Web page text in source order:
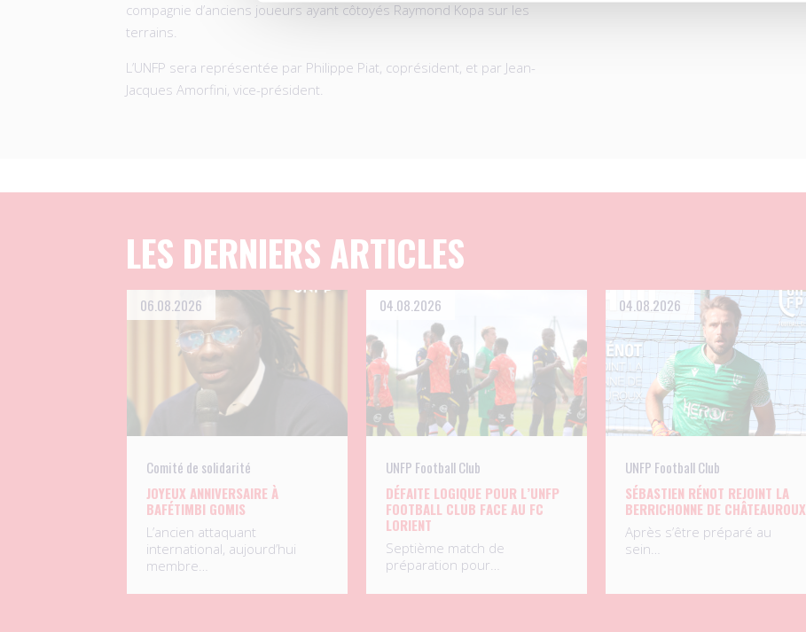
compagnie d’anciens joueurs ayant côtoyés Raymond Kopa sur les
terrains.
L’UNFP sera représentée par Philippe Piat, coprésident, et par Jean-
Jacques Amorfini, vice-président.
LES DERNIERS ARTICLES
06.08.2026
Comité de solidarité
JOYEUX ANNIVERSAIRE À
BAFÉTIMBI GOMIS
L’ancien attaquant
international, aujourd’hui
membre…
04.08.2026
UNFP Football Club
DÉFAITE LOGIQUE POUR L’UNFP
FOOTBALL CLUB FACE AU FC
LORIENT
Septième match de
préparation pour…
04.08.2026
UNFP Football Club
SÉBASTIEN RÉNOT REJOINT LA
BERRICHONNE DE CHÂTEAUROUX
Après s’être préparé au
sein…